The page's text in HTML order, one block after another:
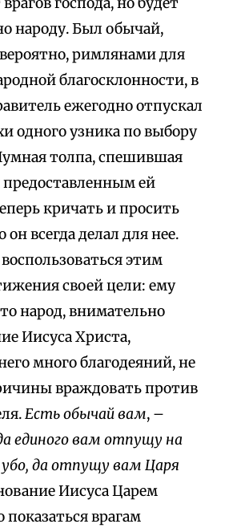
народу. Был обычай,
римлянами для
благосклонности, в
ежегодно отпускал
одного узника по выбору
толпа, спешившая
предоставленным ей
кричать и просить
всегда делал для нее.
этим
своей цели: ему
народ, внимательно
Иисуса Христа,
много благодеяний, не
враждовать против
Есть обычай вам, –
единого вам отпущу на
убо, да отпущу вам Царя
Иисуса Царем
врагам